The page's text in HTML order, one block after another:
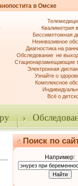
в Омске
Квалиметрия
Бессимптомная
Неинвазивное
Диагностика на
Обследование не
Стационарзамещающие
Электронная
Узнайте о
Комплексное
Всё о
Поиск по
Например: